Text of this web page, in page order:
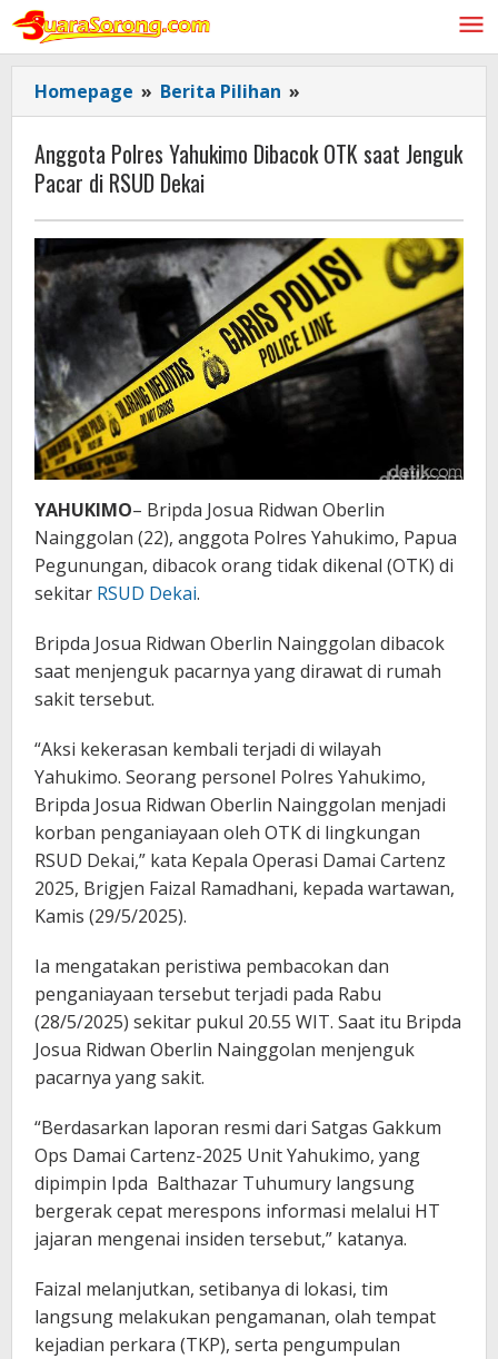
Lewati
konten
Homepage » Berita Pilihan »
Polres
Yahukimo
Dibacok
saat
Jenguk
Pacar
di
RSUD
Dekai
Anggota Polres Yahukimo Dibacok OTK saat Jenguk
Pacar di RSUD Dekai
YAHUKIMO– Bripda Josua Ridwan Oberlin
Nainggolan (22), anggota Polres Yahukimo, Papua
Pegunungan, dibacok orang tidak dikenal (OTK) di
sekitar RSUD Dekai.
Bripda Josua Ridwan Oberlin Nainggolan dibacok
saat menjenguk pacarnya yang dirawat di rumah
sakit tersebut.
“Aksi kekerasan kembali terjadi di wilayah
Yahukimo. Seorang personel Polres Yahukimo,
Bripda Josua Ridwan Oberlin Nainggolan menjadi
korban penganiayaan oleh OTK di lingkungan
RSUD Dekai,” kata Kepala Operasi Damai Cartenz
2025, Brigjen Faizal Ramadhani, kepada wartawan,
Kamis (29/5/2025).
Ia mengatakan peristiwa pembacokan dan
penganiayaan tersebut terjadi pada Rabu
(28/5/2025) sekitar pukul 20.55 WIT. Saat itu Bripda
Josua Ridwan Oberlin Nainggolan menjenguk
pacarnya yang sakit.
“Berdasarkan laporan resmi dari Satgas Gakkum
Ops Damai Cartenz-2025 Unit Yahukimo, yang
dipimpin Ipda Balthazar Tuhumury langsung
bergerak cepat merespons informasi melalui HT
jajaran mengenai insiden tersebut,” katanya.
Faizal melanjutkan, setibanya di lokasi, tim
langsung melakukan pengamanan, olah tempat
kejadian perkara (TKP), serta pengumpulan